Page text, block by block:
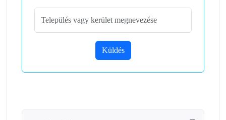
Küldés